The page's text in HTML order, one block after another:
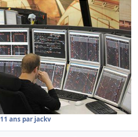
11 ans par jackv